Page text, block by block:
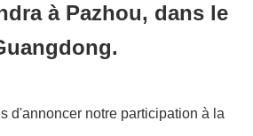
à Pazhou, dans le
d'annoncer notre participation à la